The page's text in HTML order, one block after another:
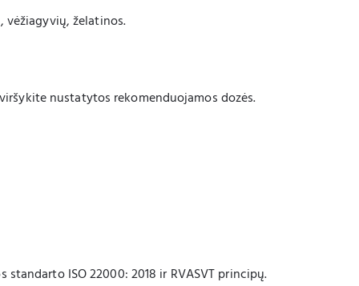
želatinos.
nustatytos rekomenduojamos dozės.
ISO 22000: 2018 ir RVASVT principų.